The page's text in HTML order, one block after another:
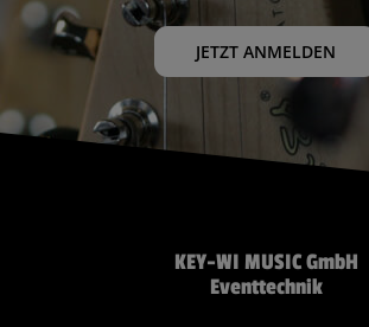
JETZT ANMELDEN
KEY-WI MUSIC GmbH
Eventtechnik